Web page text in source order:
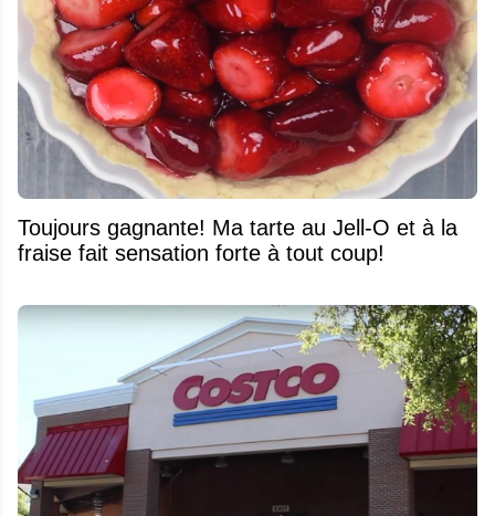
Toujours gagnante! Ma tarte au Jell-O et à la
fraise fait sensation forte à tout coup!